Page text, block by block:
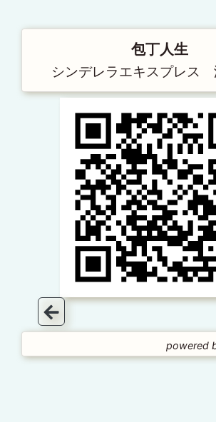
包丁人生
シンデレラエキスプレス
powered